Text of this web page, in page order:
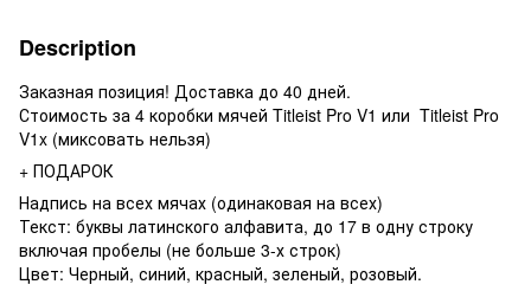
Description
Заказная позиция! Доставка до 40 дней.
Стоимость за 4 коробки мячей Titleist Pro V1 или Titleist Pro
V1x (миксовать нельзя)
+ ПОДАРОК
Надпись на всех мячах (одинаковая на всех)
Текст: буквы латинского алфавита, до 17 в одну строку
включая пробелы (не больше 3-х строк)
Цвет: Черный, синий, красный, зеленый, розовый.